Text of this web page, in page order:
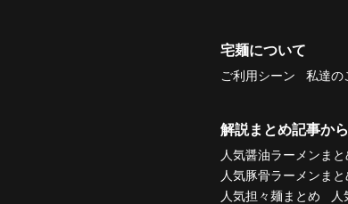
宅麺について
ご利用シーン 私達の
解説まとめ記事か
人気醤油ラーメンまと
人気豚骨ラーメンまと
人気担々麺まとめ